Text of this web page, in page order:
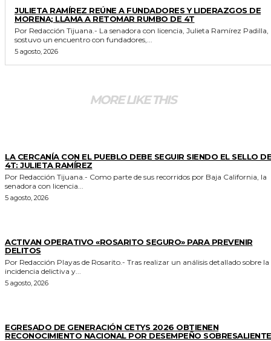
JULIETA RAMÍREZ REÚNE A FUNDADORES Y LIDERAZGOS DE
MORENA; LLAMA A RETOMAR RUMBO DE 4T
Por Redacción Tijuana.- La senadora con licencia, Julieta Ramírez Padilla,
sostuvo un encuentro con fundadores,...
5 agosto, 2026
MORE LIKE THIS
LA CERCANÍA CON EL PUEBLO DEBE SEGUIR SIENDO EL SELLO
4T: JULIETA RAMÍREZ
Por Redacción Tijuana.- Como parte de sus recorridos por Baja California, la
senadora con licencia...
5 agosto, 2026
ACTIVAN OPERATIVO «ROSARITO SEGURO» PARA PREVENIR
DELITOS
Por Redacción Playas de Rosarito.- Tras realizar un análisis detallado sobre la
incidencia delictiva y...
5 agosto, 2026
EGRESADO DE GENERACIÓN CETYS 2026 OBTIENEN
RECONOCIMIENTO NACIONAL POR DESEMPEÑO SOBRESALIENTE